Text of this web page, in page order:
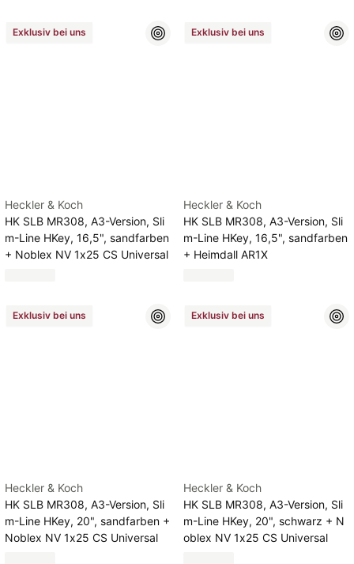
Exklusiv bei uns
Heckler & Koch
HK SLB MR308, A3-Version, Sli
m-Line HKey, 16,5", sandfarben
+ Noblex NV 1x25 CS Universal
Exklusiv bei uns
Heckler & Koch
HK SLB MR308, A3-Version, Sli
m-Line HKey, 16,5", sandfarben
+ Heimdall AR1X
Exklusiv bei uns
Heckler & Koch
HK SLB MR308, A3-Version, Sli
m-Line HKey, 20", sandfarben +
Noblex NV 1x25 CS Universal
Exklusiv bei uns
Heckler & Koch
HK SLB MR308, A3-Version, Sli
m-Line HKey, 20", schwarz + N
oblex NV 1x25 CS Universal